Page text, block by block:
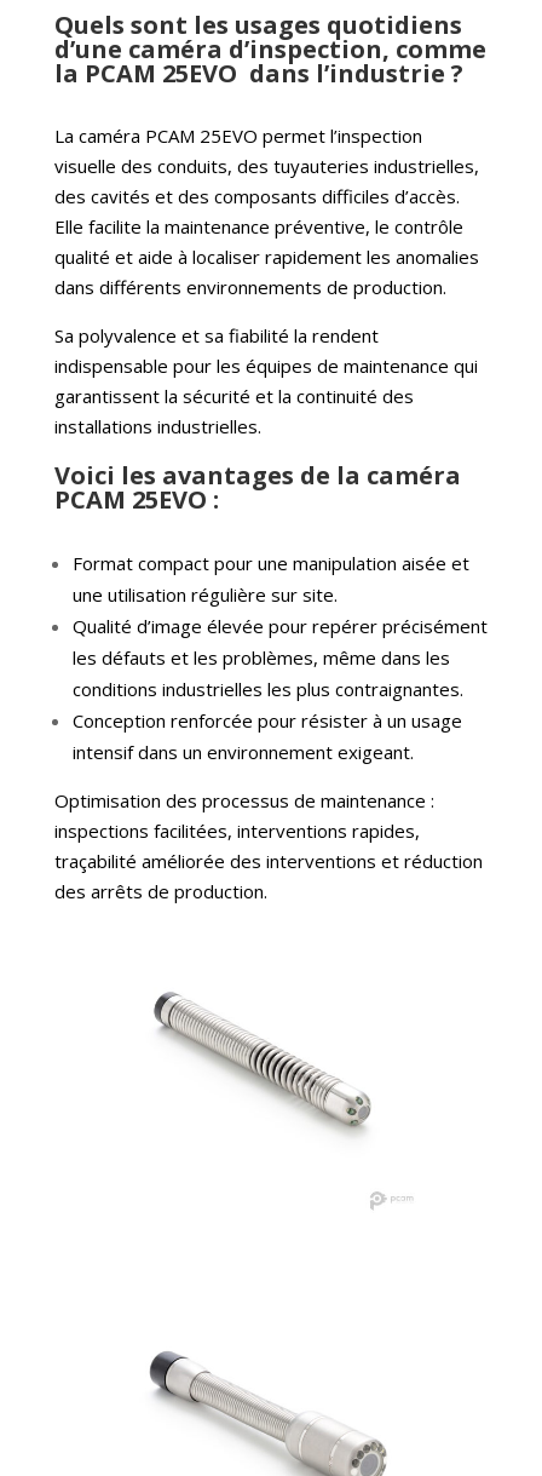
Quels sont les usages quotidiens
d’une caméra d’inspection, comme
la PCAM 25EVO dans l’industrie ?
La caméra PCAM 25EVO permet l’inspection
visuelle des conduits, des tuyauteries industrielles,
des cavités et des composants difficiles d’accès.
Elle facilite la maintenance préventive, le contrôle
qualité et aide à localiser rapidement les anomalies
dans différents environnements de production.
Sa polyvalence et sa fiabilité la rendent
indispensable pour les équipes de maintenance qui
garantissent la sécurité et la continuité des
installations industrielles.
Voici les avantages de la caméra
PCAM 25EVO :
Format compact pour une manipulation aisée et
une utilisation régulière sur site.
Qualité d’image élevée pour repérer précisément
les défauts et les problèmes, même dans les
conditions industrielles les plus contraignantes.
Conception renforcée pour résister à un usage
intensif dans un environnement exigeant.
Optimisation des processus de maintenance :
inspections facilitées, interventions rapides,
traçabilité améliorée des interventions et réduction
des arrêts de production.